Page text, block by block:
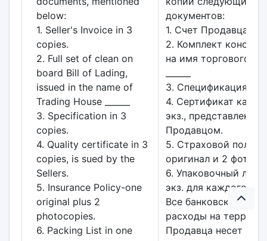
below:
1. Seller's Invoice in 3
copies.
2. Full set of clean on
board Bill of Lading,
issued in the name of
Trading House ______
3. Specification in 3
copies.
4. Quality certificate in 3
copies, is sued by the
Sellers.
5. Insurance Policy-one
original plus 2
photocopies.
6. Packing List in one
документов:
1. Счет Продавца в 3
2. Комплект
на имя торгового
3. Спецификация в 3
4. Сертификат
экз., представленный
Продавцом.
5. Страховой полис
оригинал и 2
6. Упаковочный лист
экз. для каждого
Все банковские и
расходы на
Продавца несет